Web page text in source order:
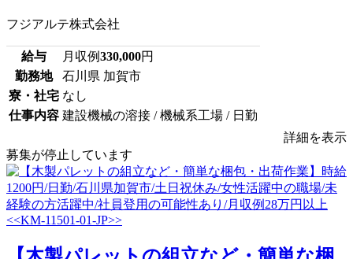
フジアルテ株式会社
給与 月収例330,000円
勤務地
石川県 加賀市
寮・社宅 なし
仕事内容 建設機械の溶接 / 機械系工場 / 日勤
詳細を表示
募集が停止しています